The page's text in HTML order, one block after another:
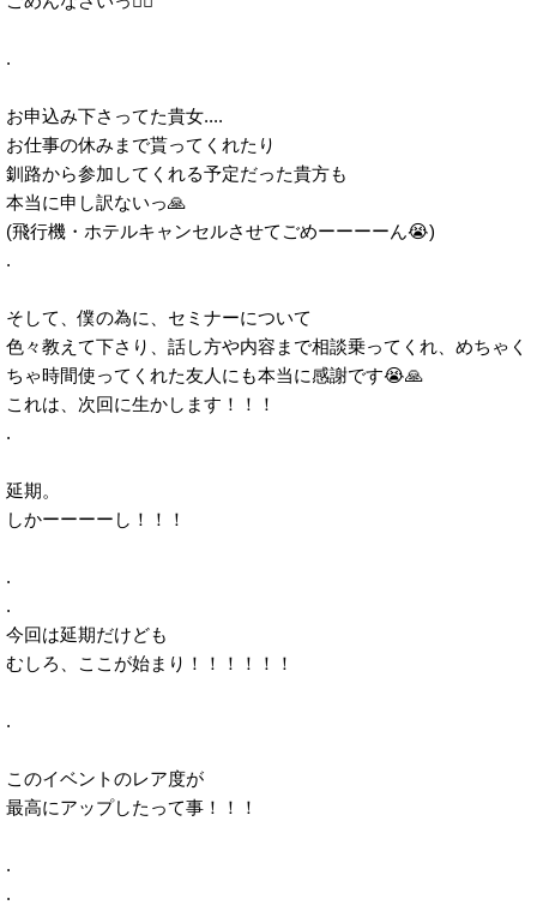
.
お申込み下さってた貴女....
お仕事の休みまで貰ってくれたり
釧路から参加してくれる予定だった貴方も
本当に申し訳ないっ🙏
(飛行機・ホテルキャンセルさせてごめーーーーん😭)
.
そして、僕の為に、セミナーについて
色々教えて下さり、話し方や内容まで相談乗ってくれ、めちゃく
ちゃ時間使ってくれた友人にも本当に感謝です😭🙏
これは、次回に生かします！！！
.
延期。
しかーーーーし！！！
.
.
今回は延期だけども
むしろ、ここが始まり！！！！！！
.
このイベントのレア度が
最高にアップしたって事！！！
.
.